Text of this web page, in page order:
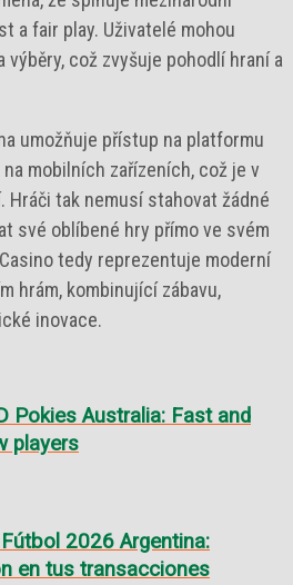
a fair play. Uživatelé mohou
výběry, což zvyšuje pohodlí hraní a
umožňuje přístup na platformu
mobilních zařízeních, což je v
Hráči tak nemusí stahovat žádné
své oblíbené hry přímo ve svém
tedy reprezentuje moderní
hrám, kombinující zábavu,
inovace.
Pokies Australia: Fast and
players
2026 Argentina:
en tus transacciones